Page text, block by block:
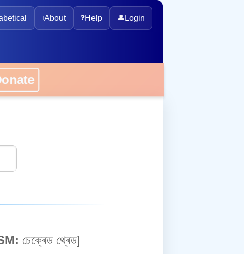
ℹ️About ❓Help 👤 Login
চেক্ৰেড থ্ৰেড]